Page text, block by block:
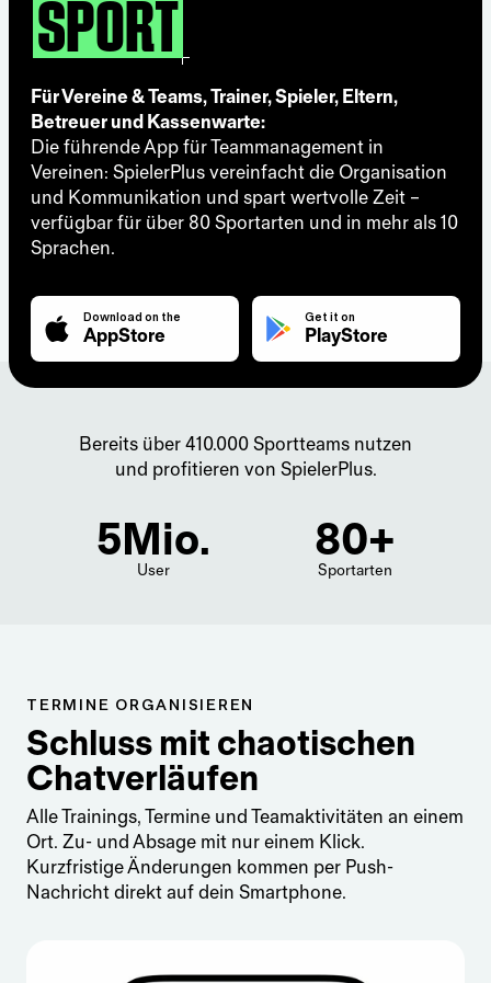
Für Vereine & Teams, Trainer, Spieler, Eltern,
Betreuer und Kassenwarte:
Die führende App für Teammanagement in
Vereinen: SpielerPlus vereinfacht die Organisation
und Kommunikation und spart wertvolle Zeit –
verfügbar für über 80 Sportarten und in mehr als 10
Sprachen.
Download on the
AppStore
Get it on
PlayStore
Bereits über 410.000 Sportteams nutzen
und profitieren von SpielerPlus.
5Mio.
User
80+
Sportarten
TERMINE ORGANISIEREN
Schluss mit chaotischen
Chatverläufen
Alle Trainings, Termine und Teamaktivitäten an einem
Ort. Zu- und Absage mit nur einem Klick.
Kurzfristige Änderungen kommen per Push-
Nachricht direkt auf dein Smartphone.